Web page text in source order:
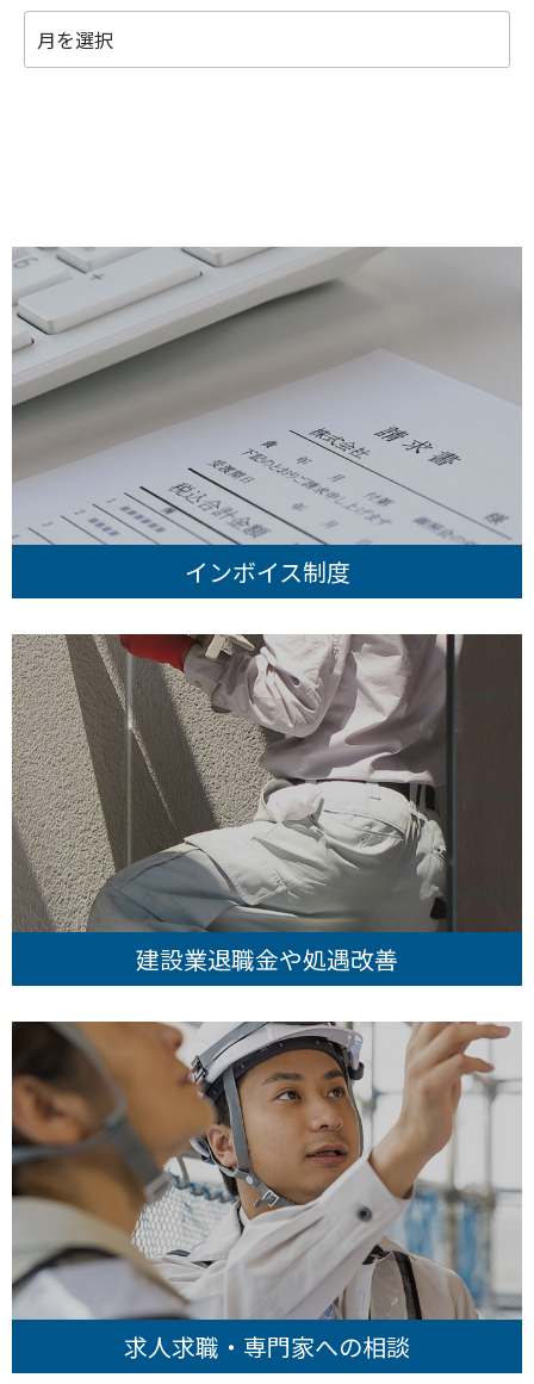
別
インボイス制度
建設業退職金や処遇改善
求人求職・専門家への相談